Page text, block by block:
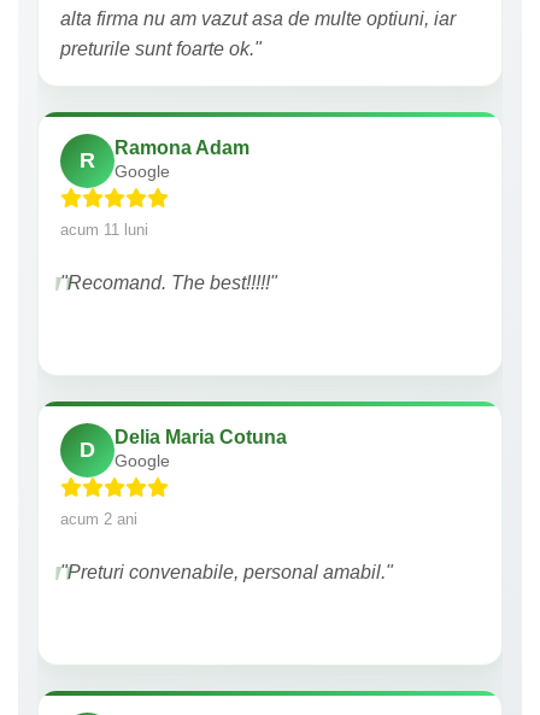
alta firma nu am vazut asa de multe optiuni, iar
preturile sunt foarte ok."
R
Ramona Adam
Google
acum 11 luni
"Recomand. The best!!!!!"
D
Delia Maria Cotuna
Google
acum 2 ani
"Preturi convenabile, personal amabil."